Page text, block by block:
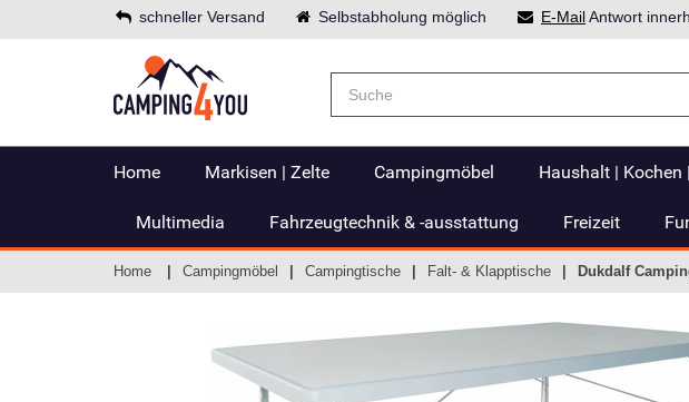
schneller Versand Selbstabholung möglich E-MailAntwort
Home Markisen | Zelte Campingmöbel Haushalt | Kochen
Multimedia Fahrzeugtechnik & -ausstattung Freizeit
Home Campingmöbel Campingtische Falt- & Klapptische Dukdalf